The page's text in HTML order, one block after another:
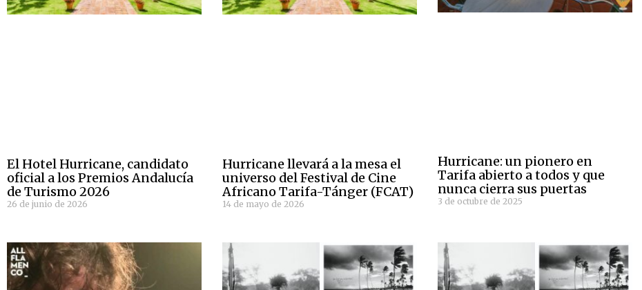
El Hotel Hurricane, candidato
oficial a los Premios Andalucía
de Turismo 2026
26 de junio de 2026
Hurricane llevará a la mesa el
universo del Festival de Cine
Africano Tarifa-Tánger (FCAT)
14 de mayo de 2026
Hurricane: un pionero en
Tarifa abierto a todos y que
nunca cierra sus puertas
3 de octubre de 2025